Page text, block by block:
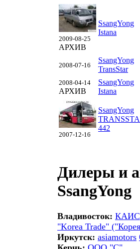
2009-08-25
АРХИВ
SsangYong
Istana
2008-07-16
SsangYong
TransStar
2008-04-14
АРХИВ
SsangYong
Istana
2007-12-16
SsangYong
442
Дилеры и
SsangYong
Владивосток: КАИС
"Korea Trade"
Иркутск: asiamotors